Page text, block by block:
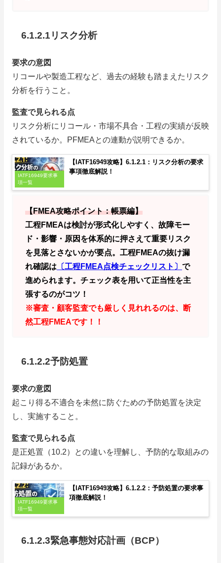
6.1.2.1リスク分析
要求の意図
リコールや製造工程など、過去の経験も踏まえたリスク
分析を行うこと。
監査で見られる点
リスク分析にリコール・市場不具合・工程の実績が反映
されているか。PFMEAとの連動が説明できるか。
IATF16949要求事
項一覧
【IATF16949攻略】6.1.2.1：リスク分析の要求
事項徹底解説！
【FMEA攻略ポイント：帳票編】
工程FMEAは検討が形式化しやすく、故障モー
ド・影響・原因を体系的に押さえて重要リスク
を見落とさないかが要点。工程FMEAの抜け漏
れ確認は 〔工程FMEA点検チェックリスト〕 で
進められます。チェック表を用いて正当性を主
張するのがコツ！
※審査・顧客監査でも厳しく見れれるのは、断
然工程FMEAです！！
6.1.2.2予防処置
要求の意図
起こり得る不適合を未然に防ぐための予防処置を決定
し、実施すること。
監査で見られる点
是正処置（10.2）との違いを理解し、予防的な取組みの
記録があるか。
IATF16949要求事
項一覧
【IATF16949攻略】6.1.2.2：予防処置の要求事
項徹底解説！
6.1.2.3緊急事態対応計画（BCP）